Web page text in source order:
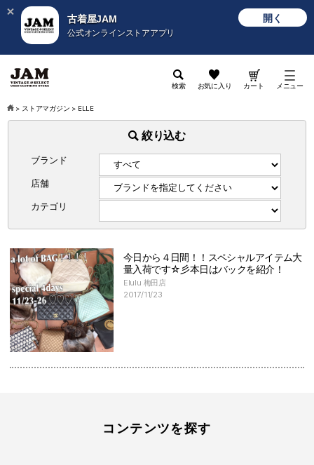
古着屋JAM
公式オンラインストアアプリ
開く
検索 お気に入り カート メニュー
> ストアマガジン > ELLE
絞り込む
ブランド
店舗
カテゴリ
今日から４日間！！スペシャルアイテム大
量入荷です☆彡本日はバックを紹介！
Elulu 梅田店
2017/11/23
コンテンツを探す